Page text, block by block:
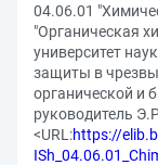
04.06.01
"Органическая
университет
защиты в
органической и
руководитель
<URL:https://